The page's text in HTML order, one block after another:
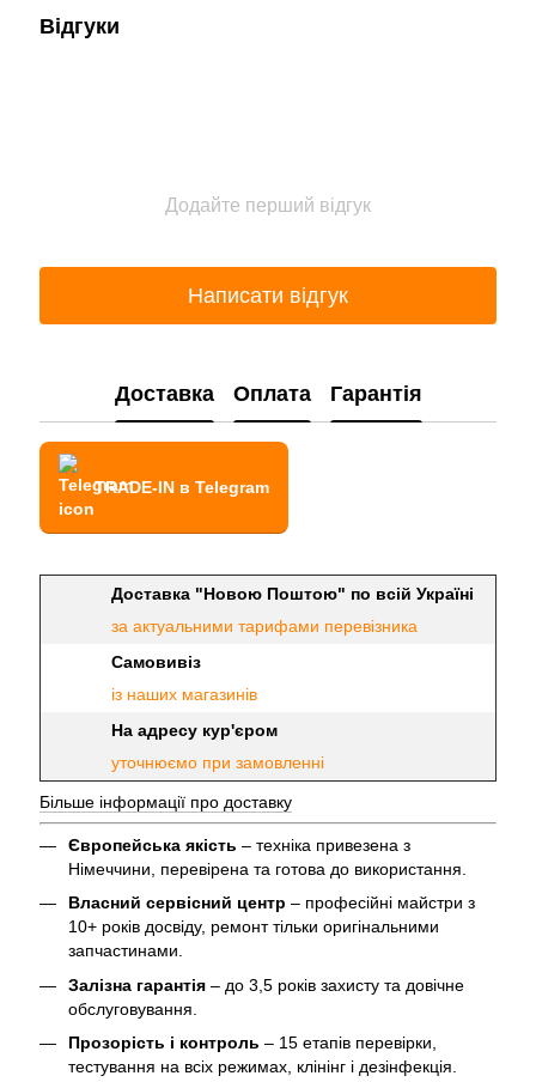
Відгуки
Додайте перший відгук
Написати відгук
Доставка Оплата Гарантія
TRADE-IN в Telegram
Доставка "Новою Поштою" по всій Україні
за актуальними тарифами перевізника
Самовивіз
із наших магазинів
На адресу кур'єром
уточнюємо при замовленні
Більше інформації про доставку
Європейська якість – техніка привезена з
Німеччини, перевірена та готова до використання.
Власний сервісний центр – професійні майстри з
10+ років досвіду, ремонт тільки оригінальними
запчастинами.
Залізна гарантія – до 3,5 років захисту та довічне
обслуговування.
Прозорість і контроль – 15 етапів перевірки,
тестування на всіх режимах, клінінг і дезінфекція.